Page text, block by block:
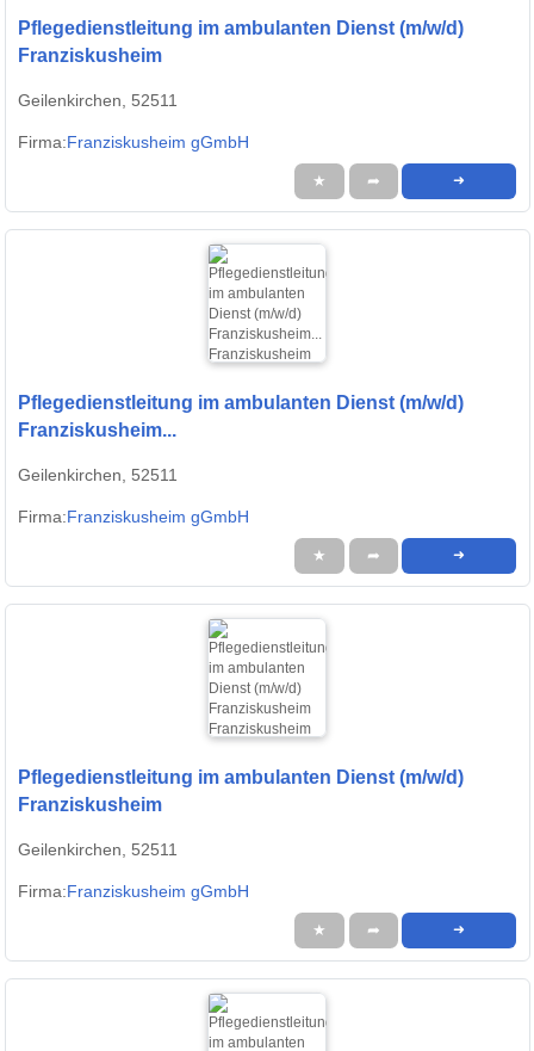
Pflegedienstleitung im ambulanten Dienst (m/w/d)
Franziskusheim
Geilenkirchen, 52511
Firma:Franziskusheim gGmbH
★ ➦ ➜
Pflegedienstleitung im ambulanten Dienst (m/w/d)
Franziskusheim...
Geilenkirchen, 52511
Firma:Franziskusheim gGmbH
★ ➦ ➜
Pflegedienstleitung im ambulanten Dienst (m/w/d)
Franziskusheim
Geilenkirchen, 52511
Firma:Franziskusheim gGmbH
★ ➦ ➜